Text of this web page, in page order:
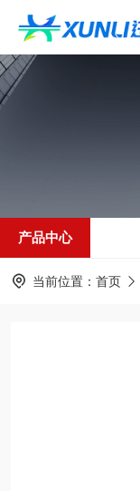
产品中心
当前位置： 首页